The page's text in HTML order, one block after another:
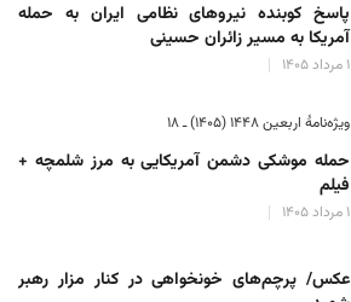
پاسخ کوبنده نیروهای نظامی ایران به حمله
آمریکا به مسیر زائران حسینی
۱ مرداد ۱۴۰۵
ویژه‌نامهٔ اربعین ۱۴۴۸ (۱۴۰۵) ـ ۱۸
حمله موشکی دشمن آمریکایی به مرز شلمچه +
فیلم
۱ مرداد ۱۴۰۵
عکس/ پرچم‌های خونخواهی در کنار مزار رهبر